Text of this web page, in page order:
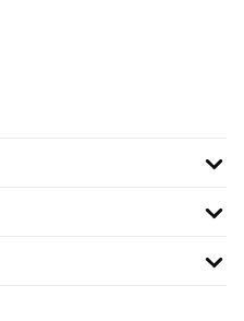
order, because I’m unsure,